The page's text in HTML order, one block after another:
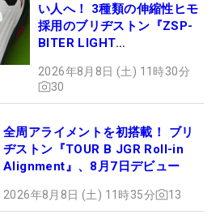
い人へ！ 3種類の伸縮性ヒモ
採用のブリヂストン『ZSP-
BITER LIGHT
ュー
2026年8月8日 (土) 11時30分
30
全周アライメントを初搭載！ ブリ
ヂストン『TOUR B JGR Roll-in
Alignment』、8月7日デビュー
2026年8月8日 (土) 11時35分 13